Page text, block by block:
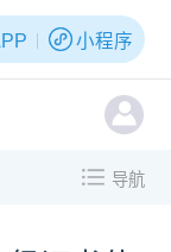
小程序
导航